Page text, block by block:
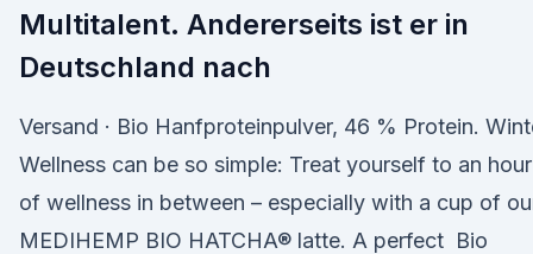
Multitalent. Andererseits ist er in
Deutschland nach
Versand · Bio Hanfproteinpulver, 46 % Protein.
Wellness can be so simple: Treat yourself to an hour
of wellness in between – especially with a cup of
MEDIHEMP BIO HATCHA® latte. A perfect Bio